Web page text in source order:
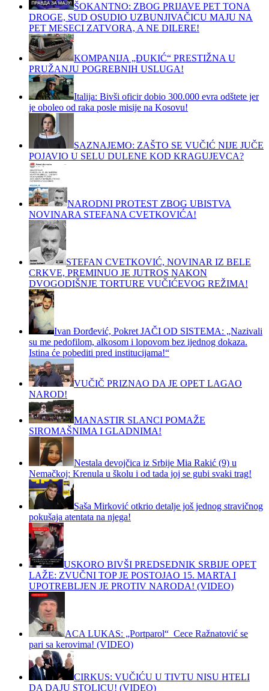
ŠOKANTNO: ZBOG PRIJAVE PET TONA
DROGE, SUD OSUDIO UZBUNJIVAČICU MAJU NA
PET MESECI ZATVORA, A NE DILERE!
KOMPANIJA „ĐUKIĆ“ PRESTIŽNA U
PRUŽANJU POGREBNIH USLUGA!
Italija: Bivši oficir dobio 300.000 evra odštete jer
je oboleo od raka posle misije na Kosovu!
SAZNAJEMO: ZAŠTO SE VUČIĆ NIJE JUČE
POJAVIO U SELU DULENE KOD KRAGUJEVCA?
NARODNI PROTEST ZBOG UBISTVA
NOVINARA STEFANA CVETKOVIĆA!
STEFAN CVETKOVIĆ, NOVINAR IZ BELE
CRKVE, PREMINUO JE JUTROS NAKON
DVOGODIŠNJE TORTURE VUČIĆEVOG REŽIMA!
Ivan Đorđević, Pokret JAČI OD SISTEMA: „Nazivali
su me pedofilom, alkosom i lopovom bez ijednog dokaza.
Istina će pobediti pred institucijama!“
VUČIČ PRIZNAO DA JE OPET LAGAO
NAROD!
MANASTIR SLANCI POMAŽE
SIROMAŠNIMA I GLADNIMA!
Nestala devojčica iz Srbije Mia Rakić (9) u
Nemačkoj: Krenula u školu i od tada joj se gubi svaki trag!
Saša Mirković otkrio detalje još jednog stravičnog
pokušaja atentata na njega!
USKORO BIVŠI PREDSEDNIK SRBIJE OPET
LAŽE: ZVUČNI TOP JE POSTOJAO 15. MARTA I
UPOTREBLJEN JE PROTIV NARODA! (VIDEO)
ACA LUKAS: „Portparol“ Cece Ražnatović se
pari sa kerovima! (VIDEO)
CIRKUS: VUČIĆU U TIVTU NISU HTELI
DA DAJU STOLICU! (VIDEO)